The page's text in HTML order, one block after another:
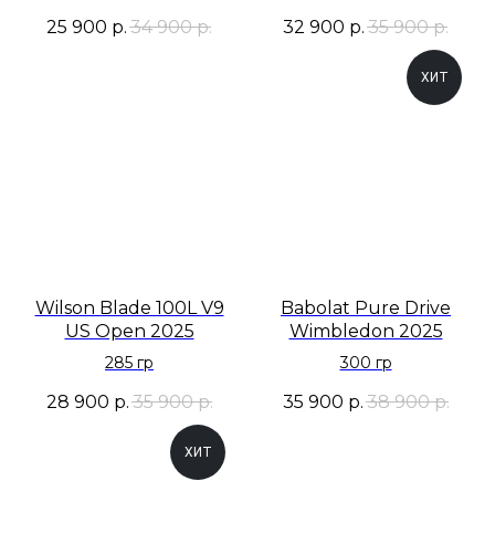
25 900 р. 34 900 р. 32 900 р. 35 900 р.
Wilson Blade 100L V9
US Open 2025
285 гр
28 900 р.35 900 р.
ХИТ
Babolat Pure Drive
Wimbledon 2025
300 гр
35 900 р.38 900 р.
ХИТ